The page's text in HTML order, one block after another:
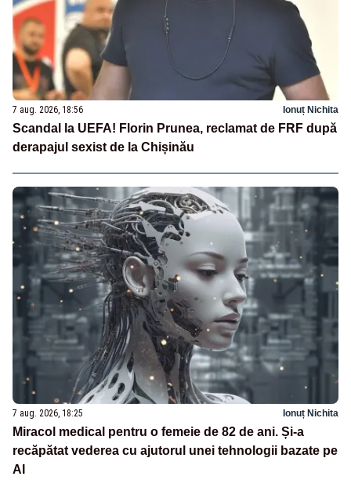
7 aug. 2026, 18:56 Ionuț Nichita
Scandal la UEFA! Florin Prunea, reclamat de FRF după
derapajul sexist de la Chișinău
7 aug. 2026, 18:25 Ionuț Nichita
Miracol medical pentru o femeie de 82 de ani. Și-a
recăpătat vederea cu ajutorul unei tehnologii bazate pe
AI